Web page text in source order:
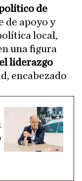
de
de apoyo y
local,
una figura
liderazgo
encabezado